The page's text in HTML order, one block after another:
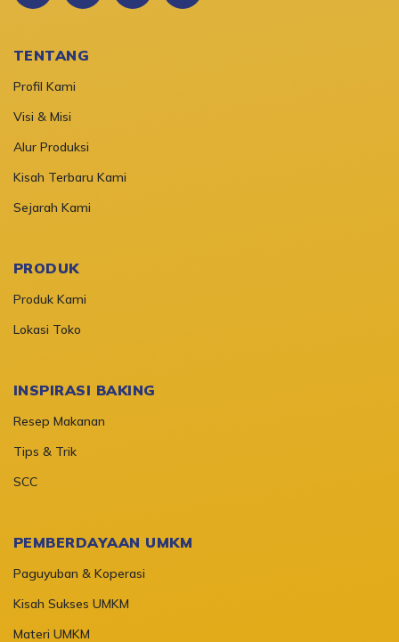
TENTANG
Profil Kami
Visi & Misi
Alur Produksi
Kisah Terbaru Kami
Sejarah Kami
PRODUK
Produk Kami
Lokasi Toko
INSPIRASI BAKING
Resep Makanan
Tips & Trik
SCC
PEMBERDAYAAN UMKM
Paguyuban & Koperasi
Kisah Sukses UMKM
Materi UMKM